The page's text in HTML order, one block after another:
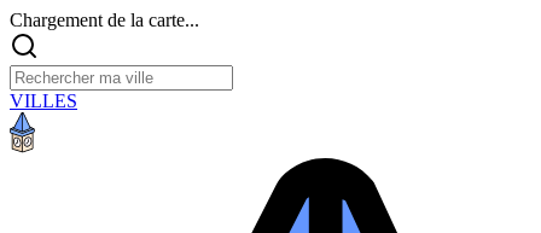
Chargement de la carte...
VILLES